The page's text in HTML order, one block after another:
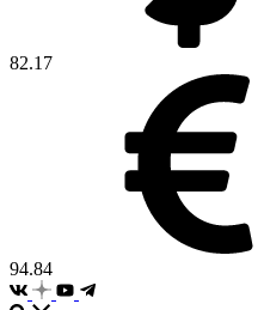
82.17
94.84